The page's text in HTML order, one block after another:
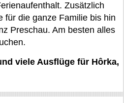
Zusätzlich
für die ganze Familie bis hin
Preschau. Am besten alles
viele Ausflüge für Hôrka,